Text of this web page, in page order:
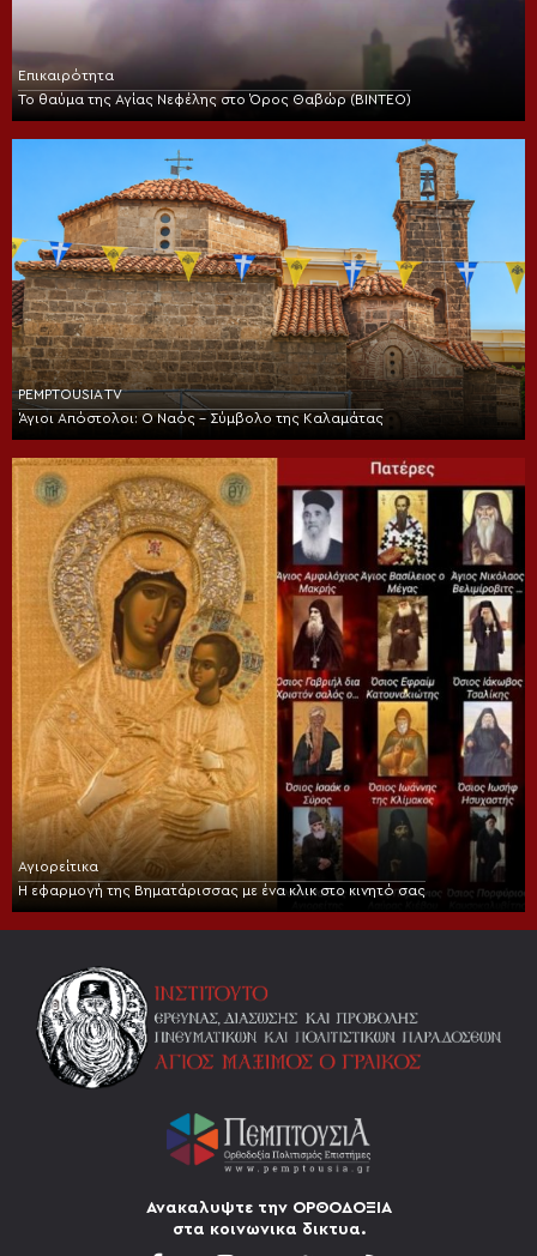
Επικαιρότητα
Το θαύμα της Αγίας Νεφέλης στο Όρος Θαβώρ (ΒΙΝΤΕΟ)
PEMPTOUSIA TV
Άγιοι Απόστολοι: Ο Ναός – Σύμβολο της Καλαμάτας
Αγιορείτικα
Η εφαρμογή της Βηματάρισσας με ένα κλικ στο κινητό σας
Ανακαλυψτε την ΟΡΘΟΔΟΞΙΑ
στα κοινωνικα δικτυα.